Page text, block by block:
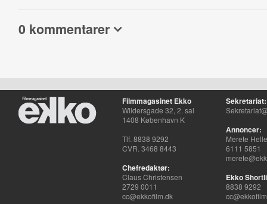
0 kommentarer
Filmmagasinet Ekko
Wildersgade 32, 2. sal
1408 København K
Tlf. 8838 9292
CVR. 3468 8443
Chefredaktør:
Claus Christensen
2729 0011
cc@ekkofilm.dk
Sekretariat:
Annoncer:
Merete
6111 5851
Ekko
8838 9292